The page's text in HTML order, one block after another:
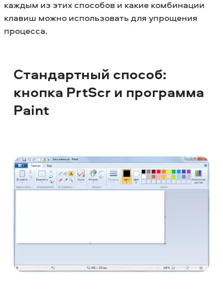
каждым из этих способов и какие комбинации
клавиш можно использовать для упрощения
процесса.
Стандартный способ:
кнопка PrtScr и программа
Paint